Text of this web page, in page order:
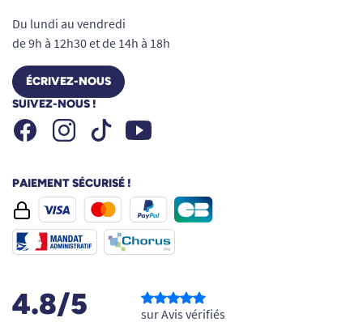
Du lundi au vendredi
de 9h à 12h30 et de 14h à 18h
ÉCRIVEZ-NOUS
SUIVEZ-NOUS !
FacebookInstagramTiktok Youtube
PAIEMENT SÉCURISÉ !
4.8/5 sur Avis vérifiés